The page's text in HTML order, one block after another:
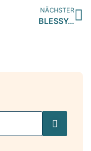
NÄCHSTER
BLESSY…